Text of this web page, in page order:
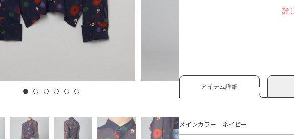
詳
アイテム詳細
メインカラー ネイビー